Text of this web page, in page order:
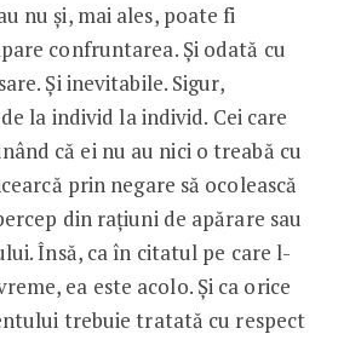
nu și, mai ales, poate fi
confruntarea. Și odată cu
Și inevitabile. Sigur,
la individ la individ. Cei care
că ei nu au nici o treabă cu
prin negare să ocolească
din rațiuni de apărare sau
Însă, ca în citatul pe care l-
ea este acolo. Și ca orice
trebuie tratată cu respect